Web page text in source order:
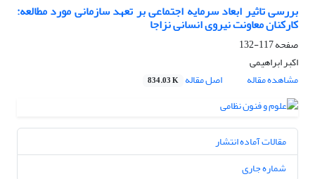
بررسی تاثیر ابعاد سرمایه اجتماعی بر تعهد سازمانی مورد مطالعه:
کارکنان معاونت نیروی انسانی نزاجا
صفحه117-132
اکبر ابراهیمی
مشاهده مقاله
اصل مقاله 834.03 K
مقالات آماده انتشار
شماره جاری